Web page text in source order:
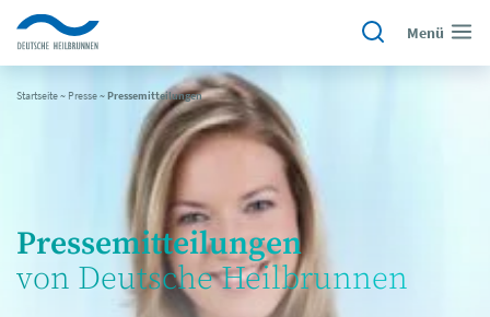
Menü
Startseite~ Presse~Pressemitteilungen
Pressemitteilungen
von Deutsche Heilbrunnen